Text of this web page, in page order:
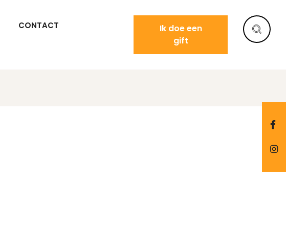
CONTACT
Ik doe een
gift